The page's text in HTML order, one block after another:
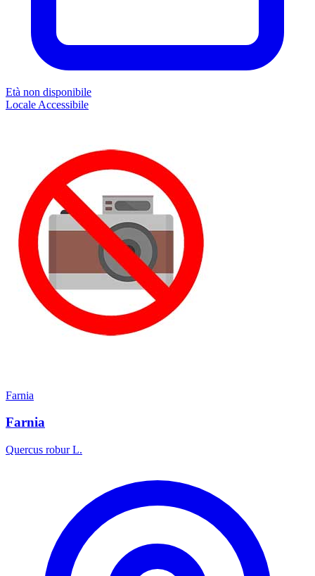
Età non disponibile
Locale Accessibile
Farnia
Farnia
Quercus robur L.